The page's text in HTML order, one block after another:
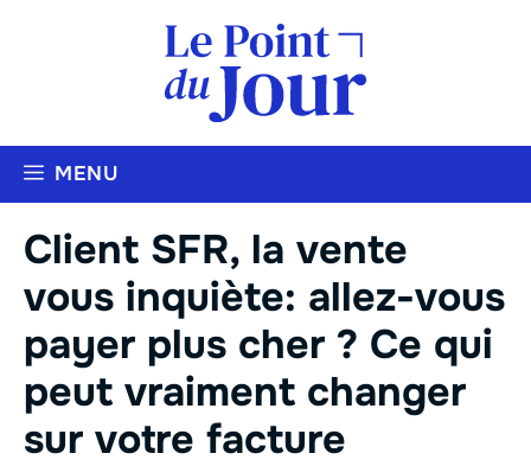
MENU
Client SFR, la vente
vous inquiète: allez-vous
payer plus cher ? Ce qui
peut vraiment changer
sur votre facture